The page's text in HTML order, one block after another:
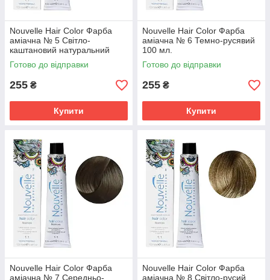
Nouvelle Hair Color Фарба
аміачна № 5 Світло-
каштановий натуральний
теплий 100 мл.
Готово до відправки
255 ₴
Купити
Nouvelle Hair Color Фарба
аміачна № 6 Темно-русявий
100 мл.
Готово до відправки
255 ₴
Купити
Nouvelle Hair Color Фарба
аміачна № 7 Середньо-
Nouvelle Hair Color Фарба
аміачна № 8 Світло-русий